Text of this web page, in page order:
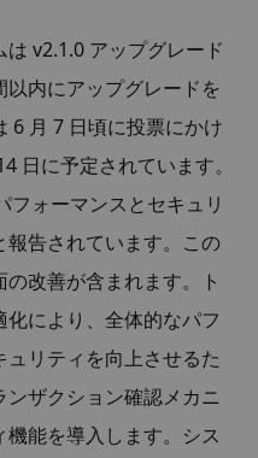
v2.1.0 アップグレード
内にアップグレードを
6 月 7 日頃に投票にかけ
日に予定されています。
フォーマンスとセキュリ
告されています。この
改善が含まれます。ト
により、全体的なパフ
リティを向上させるた
ザクション確認メカニ
能を導入します。シス